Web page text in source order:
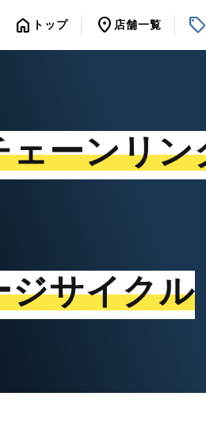
home トップ location_on 店舗一覧
ェーンリン
ジサイクル